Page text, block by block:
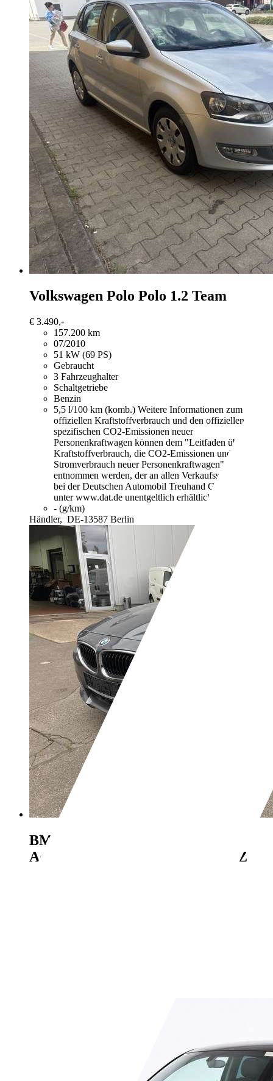
Volkswagen Polo Polo 1.2 Team
€ 3.490,-
157.200 km
07/2010
51 kW (69 PS)
Gebraucht
3 Fahrzeughalter
Schaltgetriebe
Benzin
5,5 l/100 km (komb.) Weitere Informationen zum
offiziellen Kraftstoffverbrauch und den offiziellen
spezifischen CO2-Emissionen neuer
Personenkraftwagen können dem "Leitfaden über den
Kraftstoffverbrauch, die CO2-Emissionen und den
Stromverbrauch neuer Personenkraftwagen"
entnommen werden, der an allen Verkaufsstellen und
bei der Deutschen Automobil Treuhand GmbH
unter www.dat.de unentgeltlich erhältlich ist.
- (g/km)
Händler, DE-13587 Berlin
BMW 318
Advantage PANO NAVI ACC AHZ